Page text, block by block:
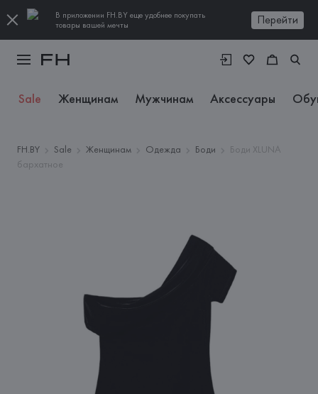
В приложении FH.BY еще удобнее покупать
товары вашей мечты
Перейти
Sale Женщинам Мужчинам Аксессуары
FH.BY Sale Женщинам Одежда Боди
Боди XLUNA
бархатное